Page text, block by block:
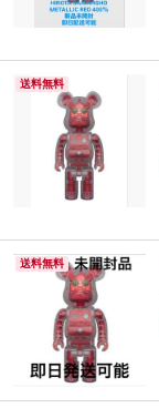
送料無料
送料無料